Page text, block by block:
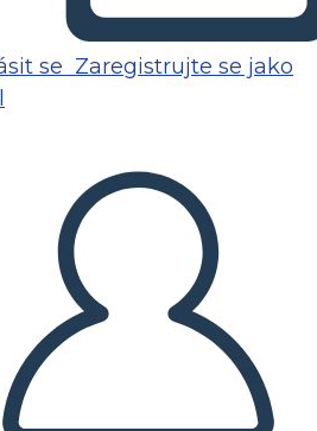
se Zaregistrujte se jako